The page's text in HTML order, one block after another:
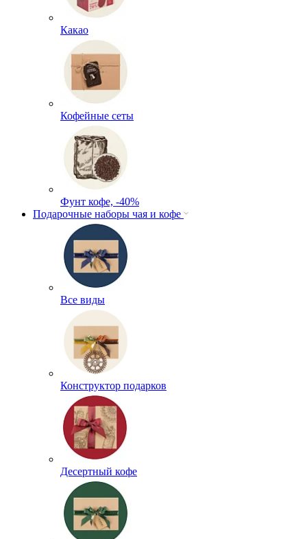
Какао
Кофейные сеты
Фунт кофе, -40%
Подарочные наборы чая и кофе
Все виды
Конструктор подарков
Десертный кофе